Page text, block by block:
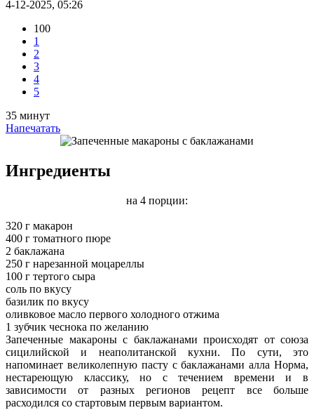
4-12-2025, 05:26
100
1
2
3
4
5
35 минут
Напечатать
Ингредиенты
на 4 порции:
320 г макарон
400 г томатного пюре
2 баклажана
250 г нарезанной моцареллы
100 г тертого сыра
соль по вкусу
базилик по вкусу
оливковое масло первого холодного отжима
1 зубчик чеснока по желанию
Запеченные макароны с баклажанами происходят от союза
сицилийской и неаполитанской кухни. По сути, это
напоминает великолепную пасту с баклажанами алла Норма,
нестареющую классику, но с течением времени и в
зависимости от разных регионов рецепт все больше
расходился со стартовым первым вариантом.